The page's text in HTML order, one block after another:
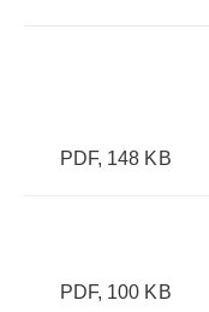
PDF, 148 KB
PDF, 100 KB